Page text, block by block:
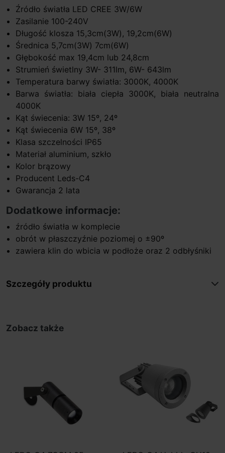
Źródło światła LED CREE 3W/6W
Zasilanie 100-240V
Długość klosza 15,3cm(3W), 19,2cm(6W)
Średnica 5,7cm(3W) 7cm(6W)
Głębokość max 19,4cm lub 24,8cm
Strumień świetlny 3W- 311lm, 6W- 643lm
Temperatura barwy światła: 3000K, 4000K
Barwa światła: biała ciepła 3000K, biała neutralna
4000K
Kąt świecenia: 3W 15º, 24º
Kąt świecenia 6W 15º, 38º
Klasa szczelności IP65
Materiał aluminium, szkło
Kolor brązowy
Producent Leds-C4
Gwarancja 2 lata
Dodatkowe informacje:
źródło światła w komplecie
obrót w płaszczyźnie poziomej o ±90º
zawiera klin do wbicia w podłoże oraz 2 odbłyśniki
Szczegóły produktu
Zobacz także